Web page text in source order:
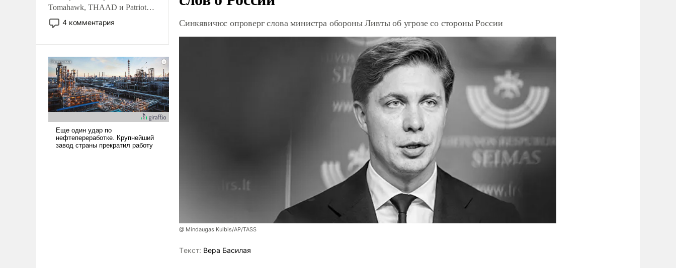
Tomahawk, THAAD и Patriot
США потребуется более трех
лет. Даже небольшая война с
Сложившаяся ситуация
означает многолетний период
уязвимости США, например,
перед Китаем.
4 комментария Синкявичюс опроверг слова министра обороны Ливты об угрозе со стороны России
@ Mindaugas Kulbis/AP/TASS
Tекст: Вера Басилая